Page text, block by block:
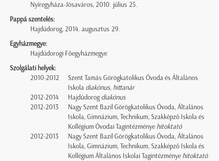
Nyíregyháza-Jósaváros, 2010. július 25.
Pappá szentelés:
Hajdúdorog, 2014. augusztus 29.
Egyházmegye:
Hajdúdorogi Főegyházmegye
Szolgálati helyek:
2010-2012
Szent Tamás Görögkatolikus Óvoda és Általános
Iskola diakónus, hittanár
2012-2014
Hajdúdorog diakónus
2012-2013
Nagy Szent Bazil Görögkatolikus Óvoda, Általános
Iskola, Gimnázium, Technikum, Szakképző Iskola és
Kollégium Óvodai Tagintézménye hitoktató
2012-2013
Nagy Szent Bazil Görögkatolikus Óvoda, Általános
Iskola, Gimnázium, Technikum, Szakképző Iskola és
Kollégium Általános Iskolai Tagintézménye hitoktató